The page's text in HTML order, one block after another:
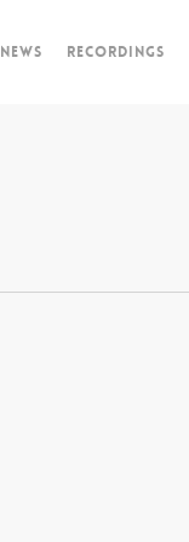
News Recordings